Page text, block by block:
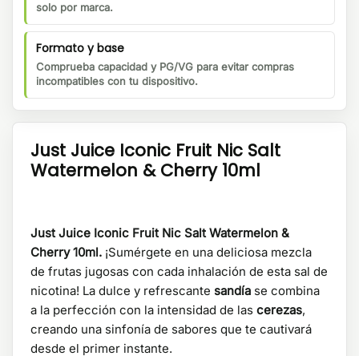
solo por marca.
Formato y base
Comprueba capacidad y PG/VG para evitar compras
incompatibles con tu dispositivo.
Just Juice Iconic Fruit Nic Salt
Watermelon & Cherry 10ml
Just Juice Iconic Fruit Nic Salt Watermelon &
Cherry 10ml. ¡Sumérgete en una deliciosa mezcla
de frutas jugosas con cada inhalación de esta sal de
nicotina! La dulce y refrescante sandía se combina
a la perfección con la intensidad de las cerezas,
creando una sinfonía de sabores que te cautivará
desde el primer instante.